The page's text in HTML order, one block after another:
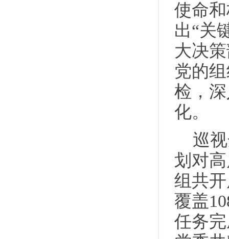
使命
出“关
大决
党的
检，
化。
巡
划对
组共
覆盖
任务